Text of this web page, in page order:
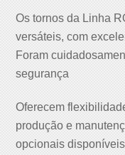
Os tornos da Linha
versáteis, com
Foram
segurança
Oferecem
produção e
opcionais